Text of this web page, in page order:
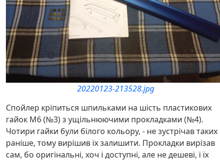
20220123-213528.jpg
Спойлер кріпиться шпильками на шість пластикових
гайок М6 (№3) з ущільнюючими прокладками (№4).
Чотири гайки були білого кольору, - не зустрічав таких
раніше, тому вирішив їх залишити. Прокладки вирізав
сам, бо оригінальні, хоч і доступні, але не дешеві, і їх